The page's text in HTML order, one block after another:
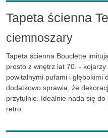
Tapeta ścienna
ciemnoszary
Tapeta ścienna Bouclette
prosto z wnętrz lat 70. -
powitalnymi pufami i głębokimi
dodatkowo sprawia, że
przytulnie. Idealnie nada się
retro.